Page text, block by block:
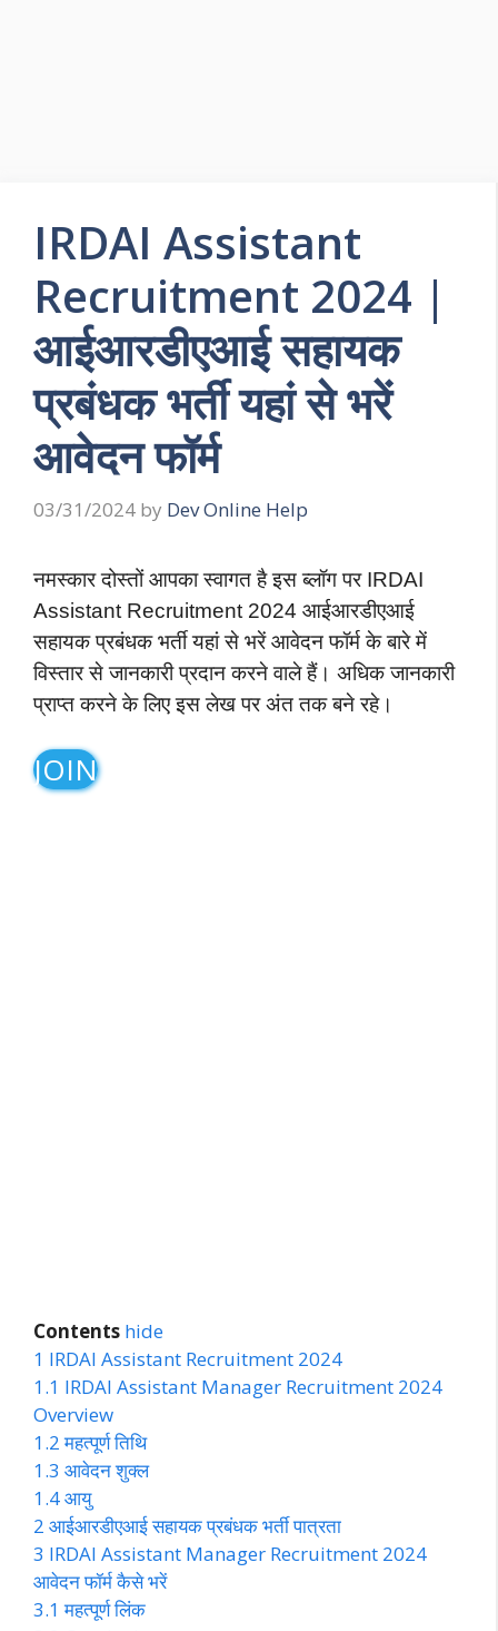
IRDAI Assistant
Recruitment 2024 |
आईआरडीएआई सहायक
प्रबंधक भर्ती यहां से भरें
आवेदन फॉर्म
03/31/2024 by Dev Online Help
नमस्कार दोस्तों आपका स्वागत है इस ब्लॉग पर IRDAI
Assistant Recruitment 2024 आईआरडीएआई
सहायक प्रबंधक भर्ती यहां से भरें आवेदन फॉर्म के बारे में
विस्तार से जानकारी प्रदान करने वाले हैं। अधिक जानकारी
प्राप्त करने के लिए इस लेख पर अंत तक बने रहे।
JOIN
Contents hide
1 IRDAI Assistant Recruitment 2024
1.1 IRDAI Assistant Manager Recruitment 2024
Overview
1.2 महत्पूर्ण तिथि
1.3 आवेदन शुक्ल
1.4आयु
2 आईआरडीएआई सहायक प्रबंधक भर्ती पात्रता
3 IRDAI Assistant Manager Recruitment 2024
आवेदन फॉर्म कैसे भरें
3.1 महत्पूर्ण लिंक